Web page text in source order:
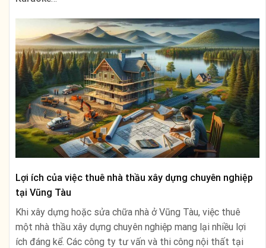
Lợi ích của việc thuê nhà thầu xây dựng chuyên nghiệp
tại Vũng Tàu
Khi xây dựng hoặc sửa chữa nhà ở Vũng Tàu, việc thuê
một nhà thầu xây dựng chuyên nghiệp mang lại nhiều lợi
ích đáng kể. Các công ty tư vấn và thi công nội thất tại